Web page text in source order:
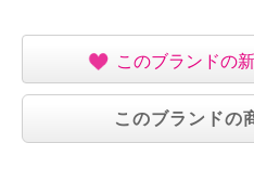
このブランドの
このブランドの